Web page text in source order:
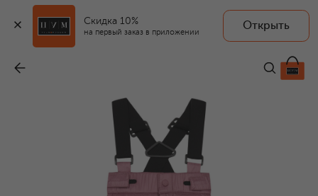
Скидка 10%
на первый заказ в приложении
Открыть
36 950 ₽